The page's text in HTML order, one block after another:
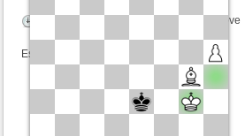
Tiempo: 2 minutes/side + 0 seconds/move
Esta partida es por puntos